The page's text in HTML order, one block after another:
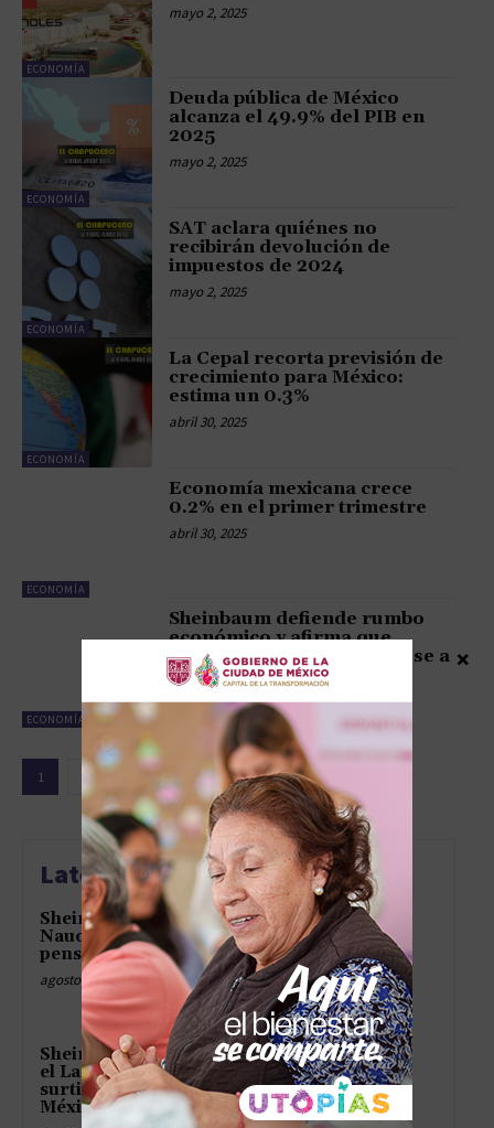
ECONOMÍA
mayo 2, 2025
ECONOMÍA
Deuda pública de México
alcanza el 49.9% del PIB en
2025
mayo 2, 2025
ECONOMÍA
SAT aclara quiénes no
recibirán devolución de
impuestos de 2024
mayo 2, 2025
ECONOMÍA
La Cepal recorta previsión de
crecimiento para México:
estima un 0.3%
abril 30, 2025
ECONOMÍA
Economía mexicana crece
0.2% en el primer trimestre
abril 30, 2025
ECONOMÍA
Sheinbaum defiende rumbo
económico y afirma que
México sigue creciendo pese a
críticas internacionales
abril 29, 2025
1
Latest news
Sheinbaum y Gómez convierten
Naucalpan en capital de las
pensionadas de 60 a 64
agosto 8, 2026
Sheinbaum y Gómez convierten
el Lago de Guadalupe en
surtidor oficial del Valle de
México
×